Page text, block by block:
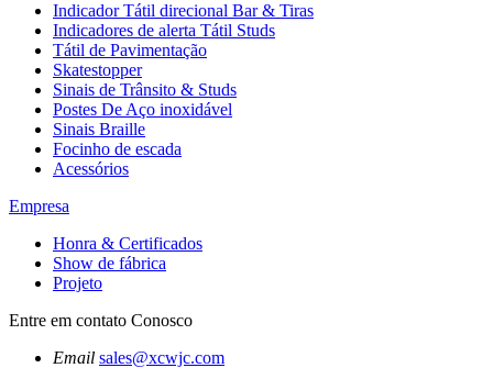
Indicador Tátil direcional Bar & Tiras
Indicadores de alerta Tátil Studs
Tátil de Pavimentação
Skatestopper
Sinais de Trânsito & Studs
Postes De Aço inoxidável
Sinais Braille
Focinho de escada
Acessórios
Empresa
Honra & Certificados
Show de fábrica
Projeto
Entre em contato Conosco
Email sales@xcwjc.com